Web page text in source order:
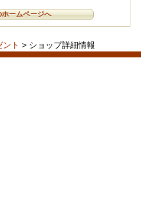
ームページへ
ント > ショップ詳細情報